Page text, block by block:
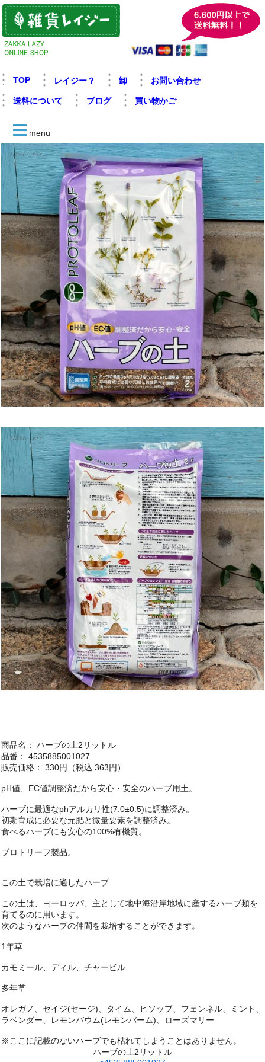
TOP レイジー？ 卸 お問い合わせ
送料について ブログ 買い物かご
menu
商品名： ハーブの土2リットル
品番： 4535885001027
販売価格： 330円（税込 363円）
pH値、EC値調整済だから安心・安全のハーブ用土。
ハーブに最適なphアルカリ性(7.0±0.5)に調整済み。
初期育成に必要な元肥と微量要素を調整済み。
食べるハーブにも安心の100%有機質。
プロトリーフ製品。
この土で栽培に適したハーブ
この土は、ヨーロッパ、主として地中海沿岸地域に産するハーブ類を
育てるのに用います。
次のようなハーブの仲間を栽培することができます。
1年草
カモミール、ディル、チャービル
多年草
オレガノ、セイジ(セージ)、タイム、ヒソップ、フェンネル、ミント、
ラベンダー、レモンバウム(レモンバーム)、ローズマリー
※ここに記載のないハーブでも枯れてしまうことはありません。
ハーブの土2リットル